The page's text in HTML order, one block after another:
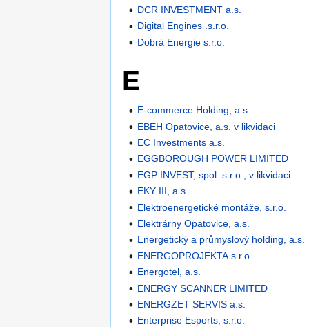
DCR INVESTMENT a.s.
Digital Engines .s.r.o.
Dobrá Energie s.r.o.
E
E-commerce Holding, a.s.
EBEH Opatovice, a.s. v likvidaci
EC Investments a.s.
EGGBOROUGH POWER LIMITED
EGP INVEST, spol. s r.o., v likvidaci
EKY III, a.s.
Elektroenergetické montáže, s.r.o.
Elektrárny Opatovice, a.s.
Energetický a průmyslový holding, a.s.
ENERGOPROJEKTA s.r.o.
Energotel, a.s.
ENERGY SCANNER LIMITED
ENERGZET SERVIS a.s.
Enterprise Esports, s.r.o.